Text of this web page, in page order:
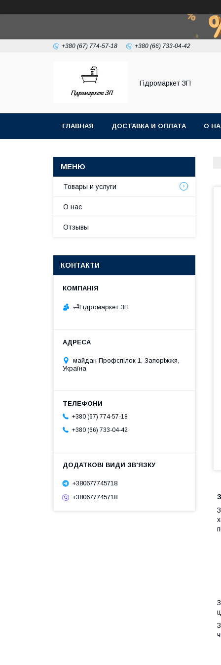
+380 (67) 774-57-18 +380 (66) 733-04-42
Гiдромаркет ЗП
ГЛАВНАЯ ДОСТАВКА И ОПЛАТА О
Товары и услуги
О нас
Отзывы
КОНТАКТИ
🛁Гiдромаркет ЗП
майдан Профспілок 1, Запоріжжя,
Україна
+380 (67) 774-57-18
+380 (66) 733-04-42
+380677745718
+380677745718